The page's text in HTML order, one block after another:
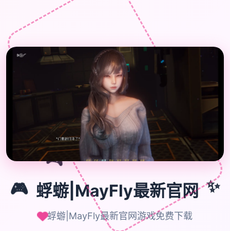
🎮
🎮 蜉蝣|MayFly最新官网 ✨
蜉蝣|MayFly最新官网游戏免费下载